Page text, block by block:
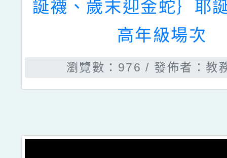
誕襪、歲末迎金蛇｝耶
高年級場次
瀏覽數：976 發佈者：教